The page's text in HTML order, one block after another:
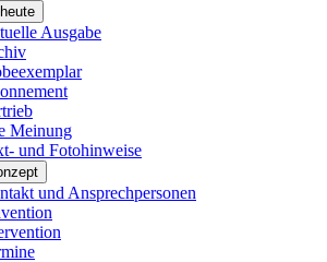
Ausgabe
Meinung
und Fotohinweise
und Ansprechpersonen